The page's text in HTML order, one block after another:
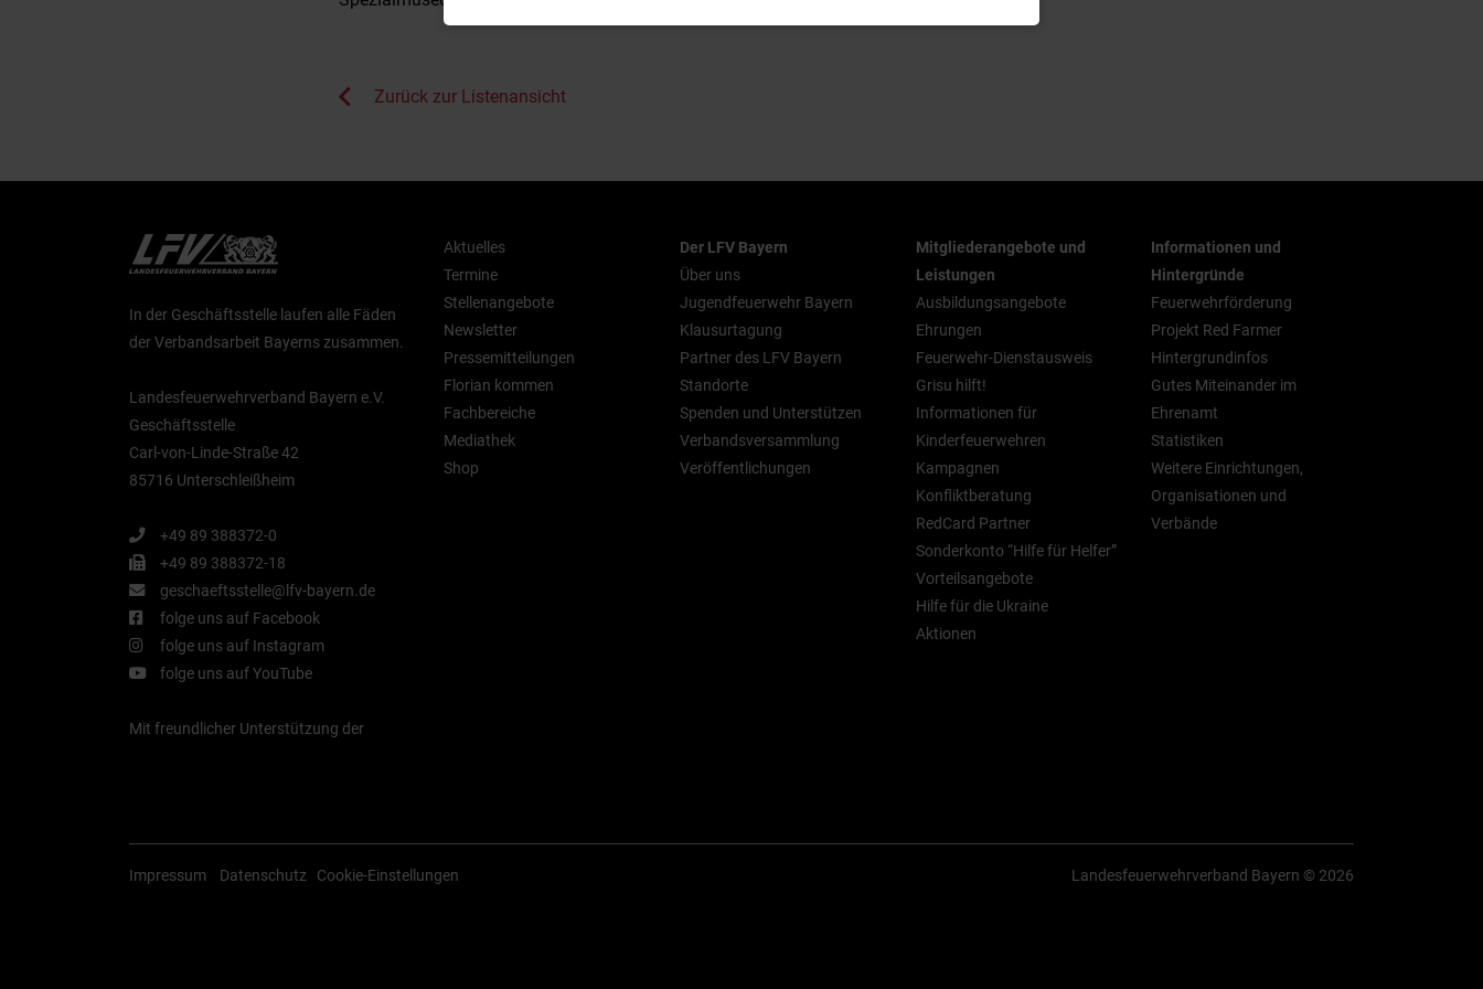
Zurück zur Listenansicht
In der Geschäftsstelle laufen alle Fäden
der Verbandsarbeit Bayerns zusammen.
Landesfeuerwehrverband Bayern e.V.
Geschäftsstelle
Carl-von-Linde-Straße 42
85716 Unterschleißheim
+49 89 388372-0
+49 89 388372-18
geschaeftsstelle@lfv-bayern.de
folge uns auf Facebook
folge uns auf Instagram
folge uns auf YouTube
Mit freundlicher Unterstützung der
Aktuelles
Termine
Stellenangebote
Newsletter
Pressemitteilungen
Florian kommen
Fachbereiche
Mediathek
Shop
Der LFV Bayern
Über uns
Jugendfeuerwehr Bayern
Klausurtagung
Partner des LFV Bayern
Standorte
Spenden und Unterstützen
Verbandsversammlung
Veröffentlichungen
Mitgliederangebote und
Leistungen
Ausbildungsangebote
Ehrungen
Feuerwehr-Dienstausweis
Grisu hilft!
Informationen für
Kinderfeuerwehren
Kampagnen
Konfliktberatung
RedCard Partner
Sonderkonto “Hilfe für Helfer”
Vorteilsangebote
Hilfe für die Ukraine
Aktionen
Informationen und
Hintergründe
Feuerwehrförderung
Projekt Red Farmer
Hintergrundinfos
Gutes Miteinander im
Ehrenamt
Statistiken
Weitere Einrichtungen,
Organisationen und
Verbände
Impressum Datenschutz Cookie-Einstellungen Landesfeuerwehrverband Bayern © 2026